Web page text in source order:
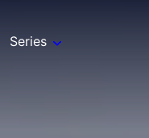
Series